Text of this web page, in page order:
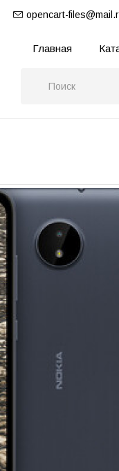
opencart-
Главная